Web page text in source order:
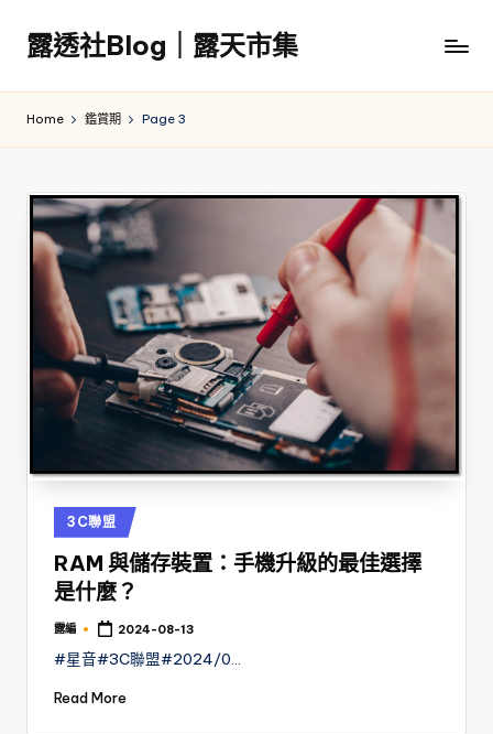
Skip
content
露透社Blog｜露天市集
社
露
天
市
Home 鑑賞期 Page 3
Posted
in
3C聯盟
RAM 與儲存裝置：手機升級的最佳選擇
是什麼？
Posted
露編 2024-08-13
#星音#3C聯盟#2024/0…
Read More